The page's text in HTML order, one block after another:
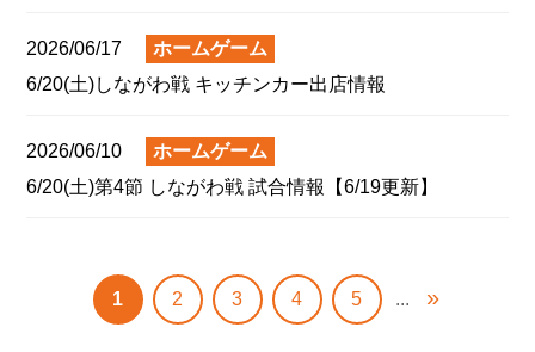
2026/06/17
ホームゲーム
6/20(土)しながわ戦 キッチンカー出店情報
2026/06/10
ホームゲーム
6/20(土)第4節 しながわ戦 試合情報【6/19更新】
1 2 3 4 5 ... »